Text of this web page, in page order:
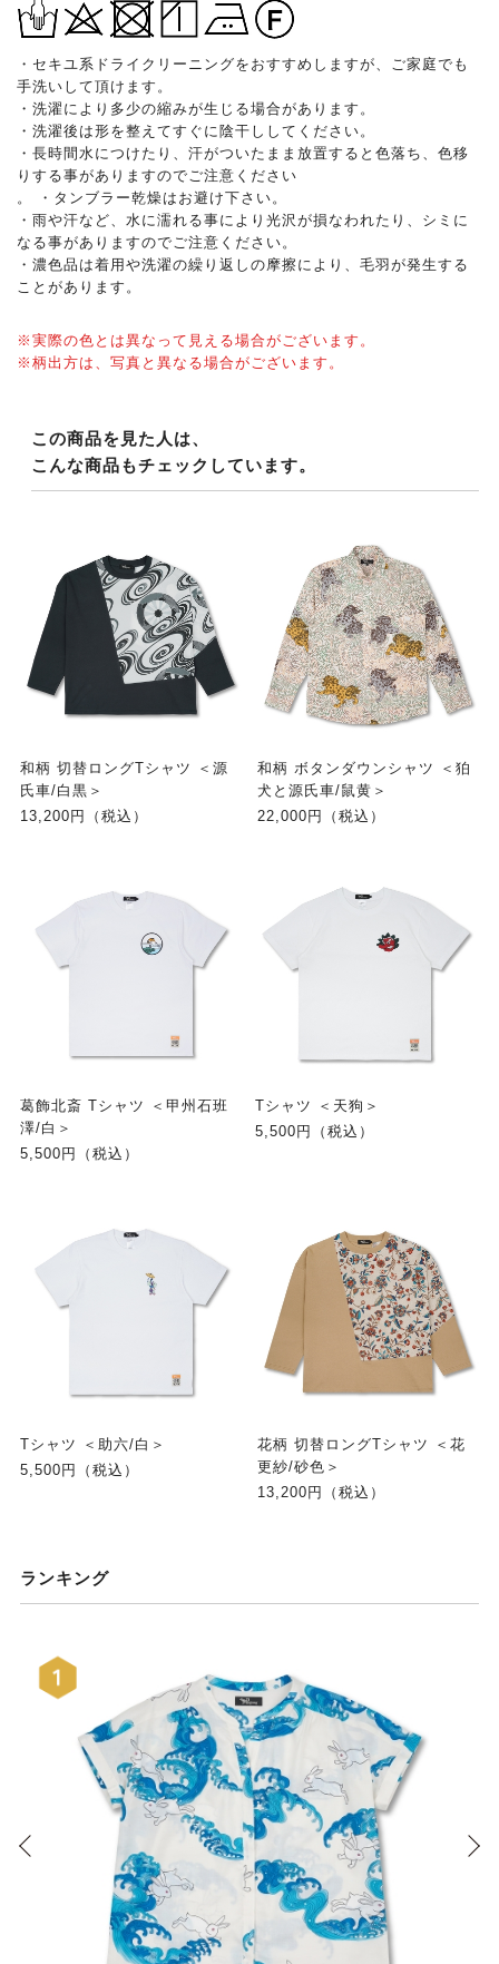
・セキユ系ドライクリーニングをおすすめしますが、ご家庭でも
手洗いして頂けます。
・洗濯により多少の縮みが生じる場合があります。
・洗濯後は形を整えてすぐに陰干ししてください。
・長時間水につけたり、汗がついたまま放置すると色落ち、色移
りする事がありますのでご注意ください
。 ・タンブラー乾燥はお避け下さい。
・雨や汗など、水に濡れる事により光沢が損なわれたり、シミに
なる事がありますのでご注意ください。
・濃色品は着用や洗濯の繰り返しの摩擦により、毛羽が発生する
ことがあります。
※実際の色とは異なって見える場合がございます。
※柄出方は、写真と異なる場合がございます。
この商品を見た人は、
こんな商品もチェックしています。
和柄 切替ロングTシャツ ＜源
氏車/白黒＞
13,200円（税込）
和柄 ボタンダウンシャツ ＜狛
犬と源氏車/鼠黄＞
22,000円（税込）
葛飾北斎 Tシャツ ＜甲州石班
澤/白＞
5,500円（税込）
Tシャツ ＜天狗＞
5,500円（税込）
Tシャツ ＜助六/白＞
5,500円（税込）
花柄 切替ロングTシャツ ＜花
更紗/砂色＞
13,200円（税込）
ランキング